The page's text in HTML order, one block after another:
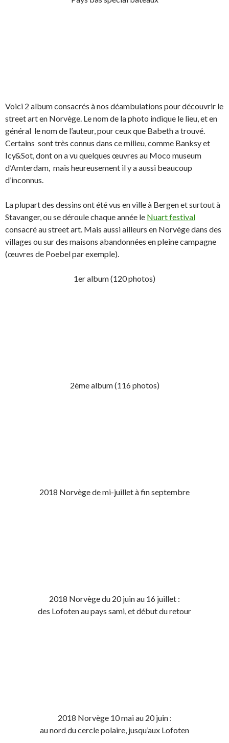
Voici 2 album consacrés à nos déambulations pour découvrir le
street art en Norvège. Le nom de la photo indique le lieu, et en
général le nom de l’auteur, pour ceux que Babeth a trouvé.
Certains sont très connus dans ce milieu, comme Banksy et
Icy&Sot, dont on a vu quelques œuvres au Moco museum
d’Amterdam, mais heureusement il y a aussi beaucoup
d’inconnus.
La plupart des dessins ont été vus en ville à Bergen et surtout à
Stavanger, ou se déroule chaque année le Nuart festival
consacré au street art. Mais aussi ailleurs en Norvège dans des
villages ou sur des maisons abandonnées en pleine campagne
(œuvres de Poebel par exemple).
1er album (120 photos)
2ème album (116 photos)
2018 Norvège de mi-juillet à fin septembre
2018 Norvège du 20 juin au 16 juillet :
des Lofoten au pays sami, et début du retour
2018 Norvège 10 mai au 20 juin :
au nord du cercle polaire, jusqu’aux Lofoten